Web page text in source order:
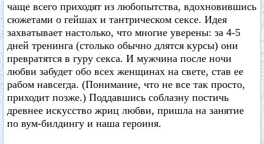
чаще всего приходят из любопытства, вдохновившись
сюжетами о гейшах и тантрическом сексе. Идея
захватывает настолько, что многие уверены: за 4-5
дней тренинга (столько обычно длятся курсы) они
превратятся в гуру секса. И мужчина после ночи
любви забудет обо всех женщинах на свете, став ее
рабом навсегда. (Понимание, что не все так просто,
приходит позже.) Поддавшись соблазну постичь
древнее искусство жриц любви, пришла на занятие
по вум-билдингу и наша героиня.